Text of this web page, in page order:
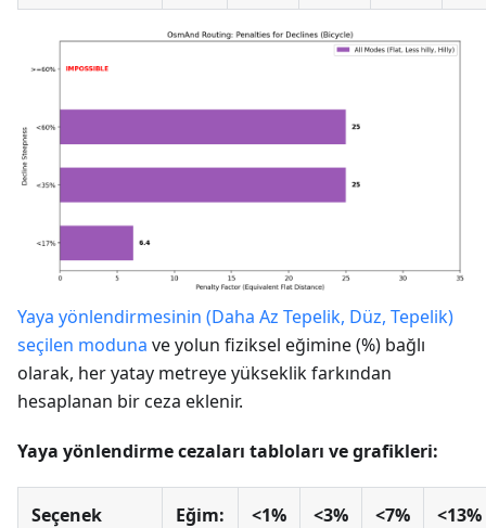
Yaya yönlendirmesinin (Daha Az Tepelik, Düz, Tepelik)
seçilen moduna ve yolun fiziksel eğimine (%) bağlı
olarak, her yatay metreye yükseklik farkından
hesaplanan bir ceza eklenir.
Yaya yönlendirme cezaları tabloları ve grafikleri:
Seçenek Eğim: <1% <3% <7% <13%